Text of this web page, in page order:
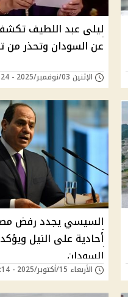
ليلى عبد اللطيف
عن السودان وتحذر من
الإثنين 03/نوفمبر/2025 - 04:24 م
السيسي يجدد رفض
أحادية على النيل
السودان
الأربعاء 15/أكتوبر/2025 - 04:14 م